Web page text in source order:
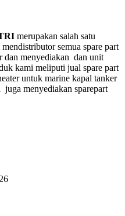
merupakan salah satu
semua spare part
dan menyediakan dan unit
kami meliputi jual spare part
untuk marine kapal tanker
menyediakan sparepart